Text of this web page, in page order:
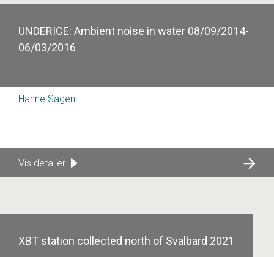
UNDERICE: Ambient noise in water 08/09/2014-
06/03/2016
Hanne Sagen
Vis detaljer
XBT station collected north of Svalbard 2021